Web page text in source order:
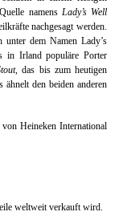
namens Lady’s Well
nachgesagt werden.
dem Namen Lady’s
in Irland populäre Porter
, das bis zum heutigen
den beiden anderen
Heineken International
weltweit verkauft wird.